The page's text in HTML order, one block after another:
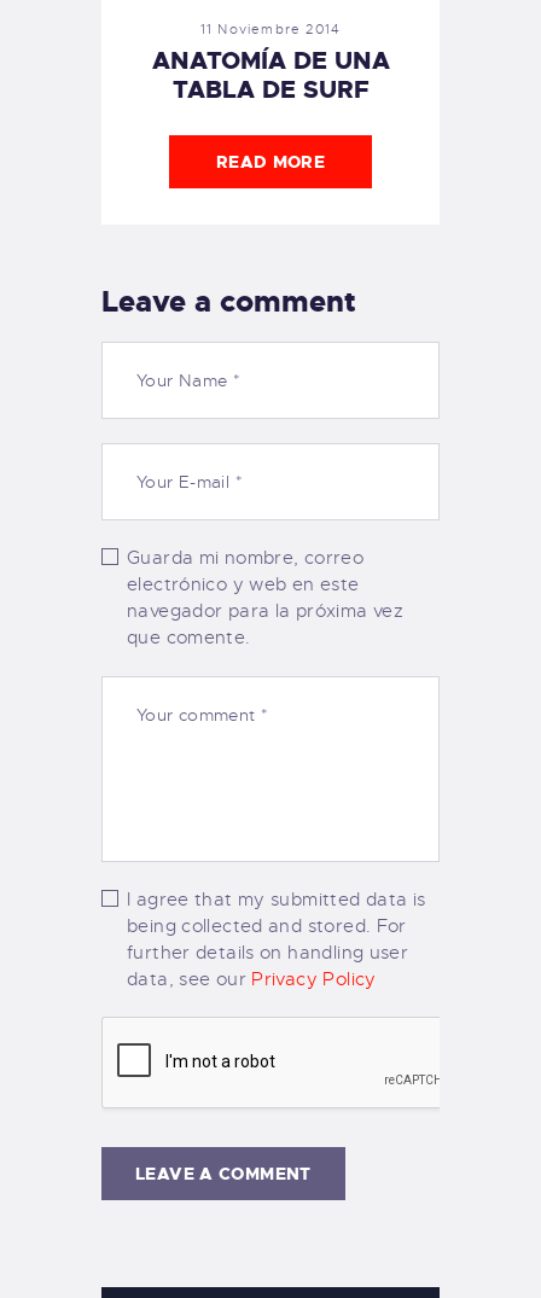
11 Noviembre 2014
ANATOMÍA DE UNA
TABLA DE SURF
READ MORE
Leave a comment
Guarda mi nombre, correo
electrónico y web en este
navegador para la próxima vez
que comente.
I agree that my submitted data is
being collected and stored. For
further details on handling user
data, see our Privacy Policy